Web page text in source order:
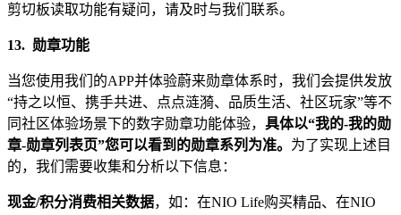
剪切板读取功能有疑问，请及时与我们联系。
13. 勋章功能
当您使用我们的APP并体验蔚来勋章体系时，我们会提供发放
“持之以恒、携手共进、点点涟漪、品质生活、社区玩家”等不
同社区体验场景下的数字勋章功能体验， 具体以“我的-我的勋
章-勋章列表页”您可以看到的勋章系列为准。 为了实现上述目
的，我们需要收集和分析以下信息：
现金/积分消费相关数据，如：在NIO Life购买精品、在NIO